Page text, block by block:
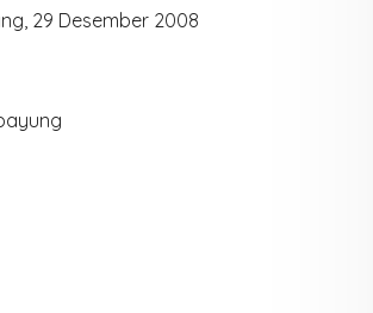
29 Desember 2008